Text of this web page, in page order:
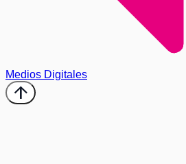
Medios Digitales
arrow_upward